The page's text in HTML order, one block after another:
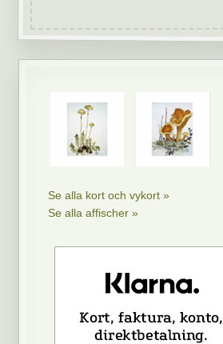
Se alla kort och vykort »
Se alla affischer »